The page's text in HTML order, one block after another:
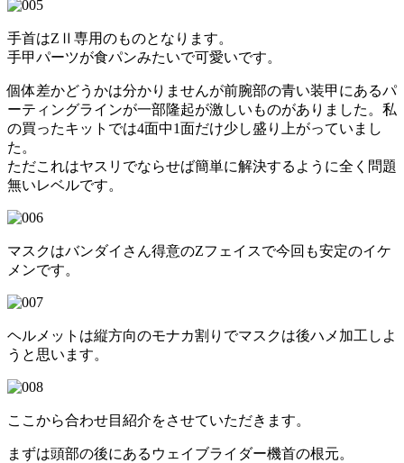
手首はZⅡ専用のものとなります。
手甲パーツが食パンみたいで可愛いです。
個体差かどうかは分かりませんが前腕部の青い装甲にあるパ
ーティングラインが一部隆起が激しいものがありました。私
の買ったキットでは4面中1面だけ少し盛り上がっていまし
た。
ただこれはヤスリでならせば簡単に解決するように全く問題
無いレベルです。
マスクはバンダイさん得意のZフェイスで今回も安定のイケ
メンです。
ヘルメットは縦方向のモナカ割りでマスクは後ハメ加工しよ
うと思います。
ここから合わせ目紹介をさせていただきます。
まずは頭部の後にあるウェイブライダー機首の根元。